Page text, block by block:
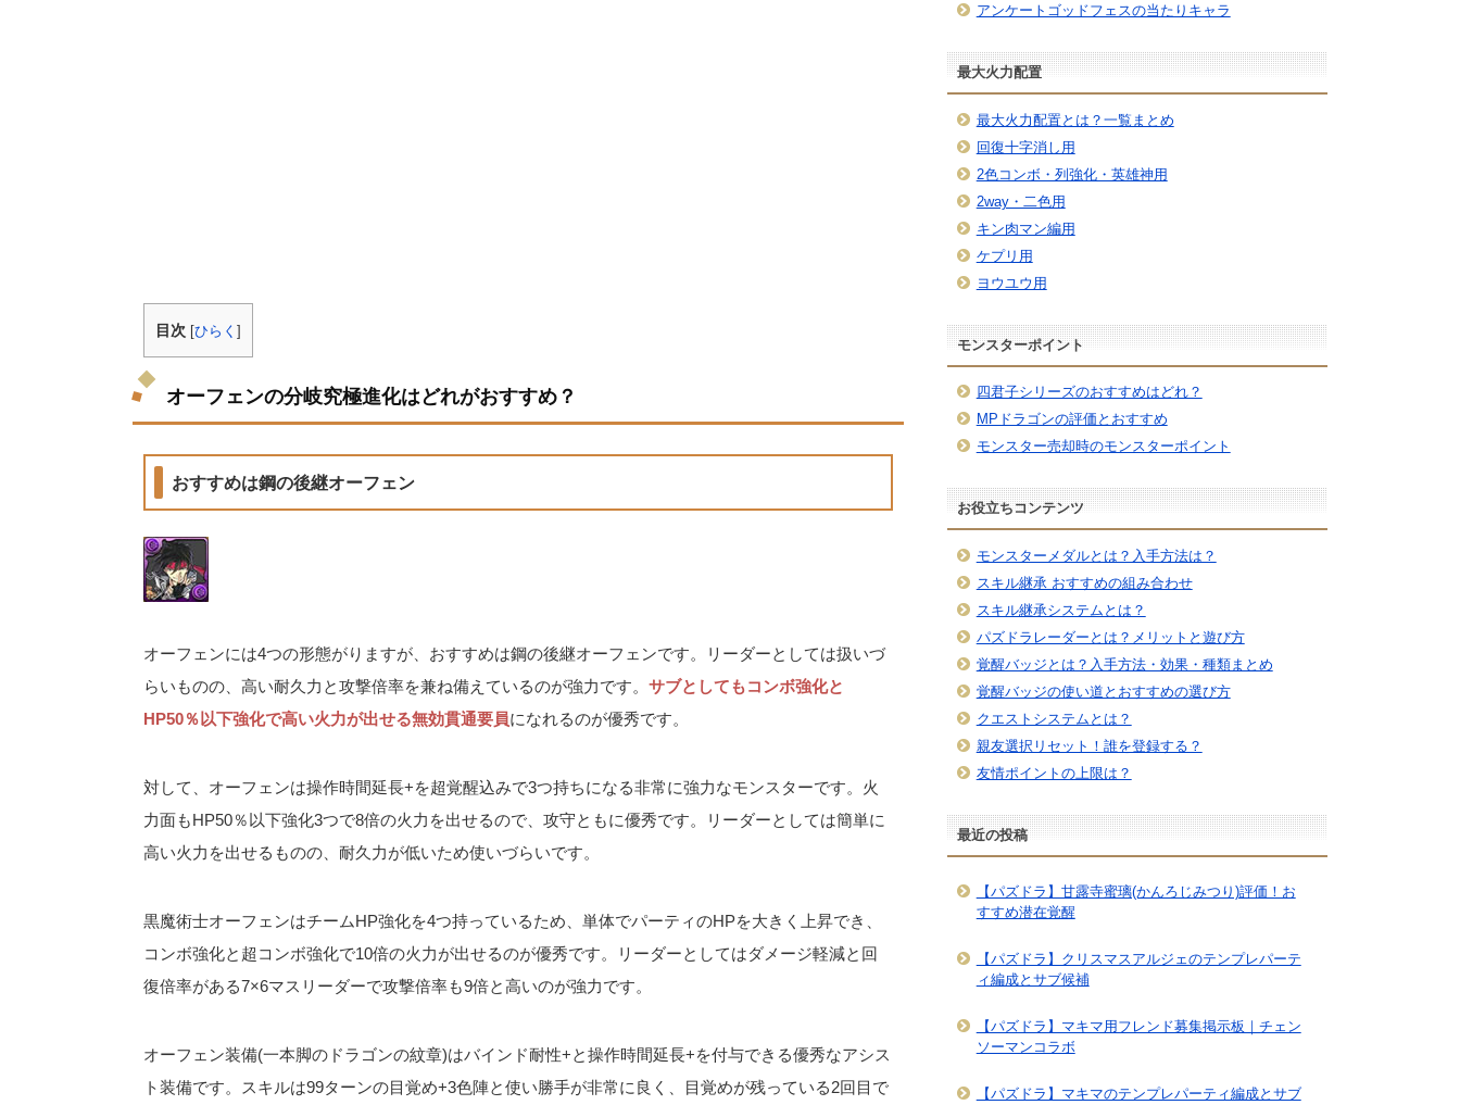
目次 [ひらく ]
オーフェンの分岐究極進化はどれがおすすめ？
おすすめは鋼の後継オーフェン
オーフェンには4つの形態がりますが、おすすめは鋼の後継オーフェンです。リーダーとしては扱いづ
らいものの、高い耐久力と攻撃倍率を兼ね備えているのが強力です。 サブとしてもコンボ強化と
HP50％以下強化で高い火力が出せる無効貫通要員になれるのが優秀です。
対して、オーフェンは操作時間延長+を超覚醒込みで3つ持ちになる非常に強力なモンスターです。火
力面もHP50％以下強化3つで8倍の火力を出せるので、攻守ともに優秀です。リーダーとしては簡単に
高い火力を出せるものの、耐久力が低いため使いづらいです。
黒魔術士オーフェンはチームHP強化を4つ持っているため、単体でパーティのHPを大きく上昇でき、
コンボ強化と超コンボ強化で10倍の火力が出せるのが優秀です。リーダーとしてはダメージ軽減と回
復倍率がある7×6マスリーダーで攻撃倍率も9倍と高いのが強力です。
オーフェン装備(一本脚のドラゴンの紋章)はバインド耐性+と操作時間延長+を付与できる優秀なアシス
ト装備です。スキルは99ターンの目覚め+3色陣と使い勝手が非常に良く、目覚めが残っている2回目で
アンケートゴッドフェスの当たりキャラ
最大火力配置
最大火力配置とは？一覧まとめ
回復十字消し用
2色コンボ・列強化・英雄神用
2way・二色用
キン肉マン編用
ケプリ用
ヨウユウ用
モンスターポイント
四君子シリーズのおすすめはどれ？
MPドラゴンの評価とおすすめ
モンスター売却時のモンスターポイント
お役立ちコンテンツ
モンスターメダルとは？入手方法は？
スキル継承 おすすめの組み合わせ
スキル継承システムとは？
パズドラレーダーとは？メリットと遊び方
覚醒バッジとは？入手方法・効果・種類まとめ
覚醒バッジの使い道とおすすめの選び方
クエストシステムとは？
親友選択リセット！誰を登録する？
友情ポイントの上限は？
最近の投稿
【パズドラ】甘露寺蜜璃(かんろじみつり)評価！お
すすめ潜在覚醒
【パズドラ】クリスマスアルジェのテンプレパーテ
ィ編成とサブ候補
【パズドラ】マキマ用フレンド募集掲示板｜チェン
ソーマンコラボ
【パズドラ】マキマのテンプレパーティ編成とサブ